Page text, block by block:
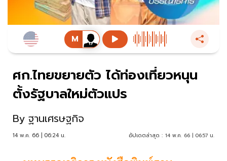
ศก.ไทยขยายตัว ได้ท่องเที่ยวหนุน
ตั้งรัฐบาลใหม่ตัวแปร
By ฐานเศรษฐกิจ
14 พ.ค. 66 | 06:24 น. อัปเดตล่าสุด : 14 พ.ค. 66 | 06:57 น.